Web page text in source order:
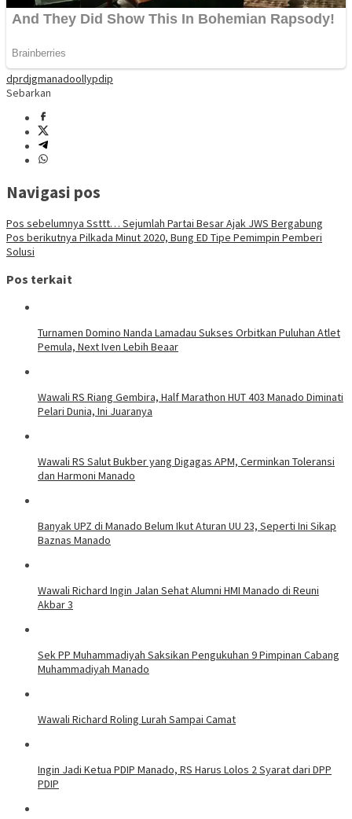
dprdjgmanadoollypdip
Sebarkan
Navigasi pos
Pos sebelumnya Ssttt… Sejumlah Partai Besar Ajak JWS Bergabung
Pos berikutnya Pilkada Minut 2020, Bung ED Tipe Pemimpin Pemberi
Solusi
Pos terkait
Turnamen Domino Nanda Lamadau Sukses Orbitkan Puluhan Atlet
Pemula, Next Iven Lebih Beaar
Wawali RS Riang Gembira, Half Marathon HUT 403 Manado Diminati
Pelari Dunia, Ini Juaranya
Wawali RS Salut Bukber yang Digagas APM, Cerminkan Toleransi
dan Harmoni Manado
Banyak UPZ di Manado Belum Ikut Aturan UU 23, Seperti Ini Sikap
Baznas Manado
Wawali Richard Ingin Jalan Sehat Alumni HMI Manado di Reuni
Akbar 3
Sek PP Muhammadiyah Saksikan Pengukuhan 9 Pimpinan Cabang
Muhammadiyah Manado
Wawali Richard Roling Lurah Sampai Camat
Ingin Jadi Ketua PDIP Manado, RS Harus Lolos 2 Syarat dari DPP
PDIP